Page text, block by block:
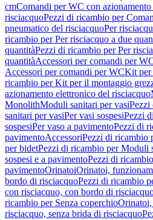
cmComandi per WC con
risciacquoPezzi di ricambio per
pneumatico del risciacquoPer
ricambio per Per risciacquo a due
quantitàPezzi di ricambio per Per
quantitàAccessori per comandi per
Accessori per comandi per WCKit per
ricambio per Kit per il montaggio
azionamento elettronico del risciacquo
MonolithModuli sanitari per vasiPezzi
sanitari per vasiPer vasi sospesiPezzi
sospesiPer vaso a pavimentoPezzi di
pavimentoAccessoriPezzi di ricambio
per bidetPezzi di ricambio per Moduli
sospesi e a pavimentoPezzi di
pavimentoOrinatoiOrinatoi,
bordo di risciacquoPezzi di ricambio
con risciacquo, con bordo di
ricambio per Senza coperchio
risciacquo, senza brida di risciacquo